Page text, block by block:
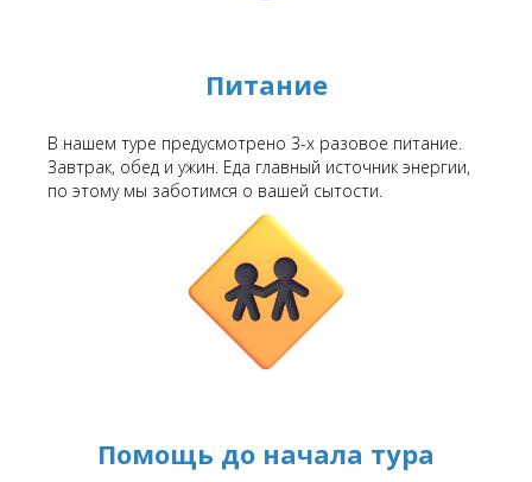
Питание
В нашем туре предусмотрено 3-х разовое питание.
Завтрак, обед и ужин. Еда главный источник энергии,
по этому мы заботимся о вашей сытости.
Помощь до начала тура